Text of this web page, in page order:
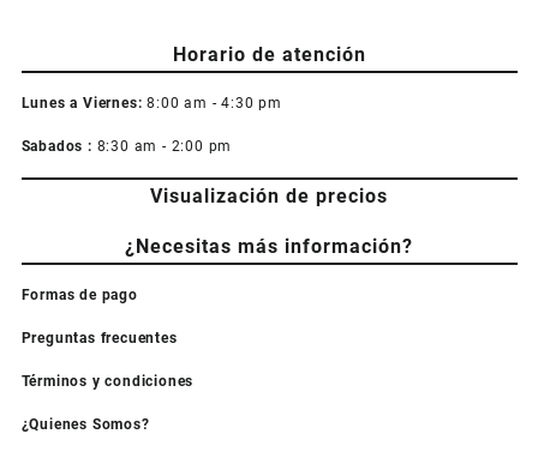
Horario de atención
Lunes a Viernes: 8:00 am - 4:30 pm
Sabados : 8:30 am - 2:00 pm
Visualización de precios
¿Necesitas más información?
Formas de pago
Preguntas frecuentes
Términos y condiciones
¿Quienes Somos?